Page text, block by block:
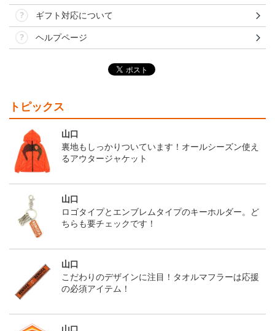
ギフト対応について
ヘルプページ
トピックス
山口
裏地もしっかりついています！オールシーズン使え
るアウタージャケット
山口
ロゴタイプとエンブレムタイプのキーホルダー。ど
ちらも要チェックです！
山口
こだわりのデザインに注目！タオルマフラーは応援
の必須アイテム！